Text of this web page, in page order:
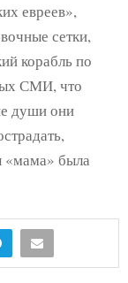
евреев»,
сетки,
корабль по
СМИ, что
души они
«мама» была